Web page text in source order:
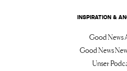
INSPIRATION &
Good News
Good News
Unser